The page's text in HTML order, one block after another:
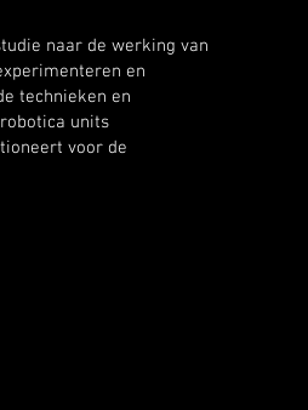
naar de werking van
en
technieken en
units
voor de